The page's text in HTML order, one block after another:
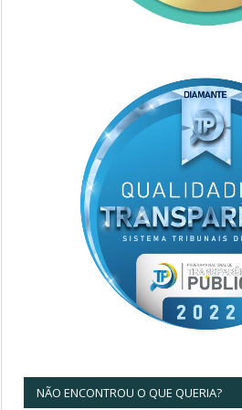
NÃO ENCONTROU O QUE QUERIA?